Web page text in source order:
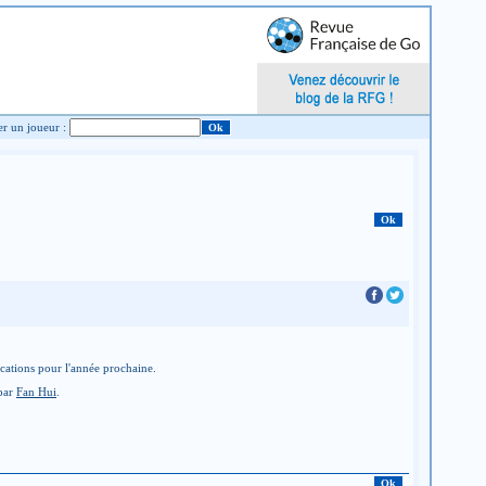
Chercher un joueur :
pour l'année prochaine.
Fan Hui